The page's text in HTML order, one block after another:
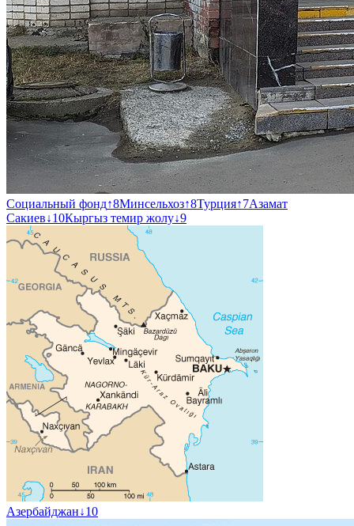
Социальный фонд↑8Минсельхоз↑8Турция↑7Азамат
Сакиев↓10Кыргыз темир жолу↓9
Азербайджан↓10